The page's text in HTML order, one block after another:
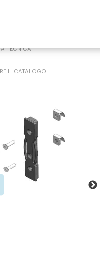
TECNICA
IL CATALOGO